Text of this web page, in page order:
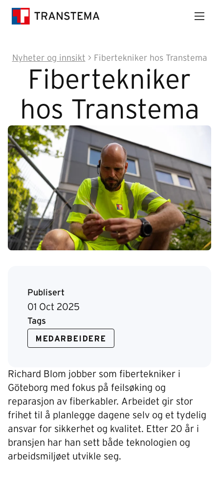
Nyheter og innsikt > Fibertekniker hos Transtema
Fibertekniker
hos Transtema
Publisert
01 Oct 2025
Tags
MEDARBEIDERE
Richard Blom jobber som fibertekniker i
Göteborg med fokus på feilsøking og
reparasjon av fiberkabler. Arbeidet gir stor
frihet til å planlegge dagene selv og et tydelig
ansvar for sikkerhet og kvalitet. Etter 20 år i
bransjen har han sett både teknologien og
arbeidsmiljøet utvikle seg.